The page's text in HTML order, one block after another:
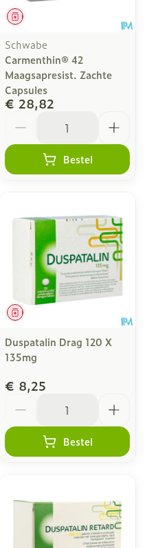
Geneesmiddel
Schwabe
Carmenthin® 42
Maagsapresist. Zachte
Capsules
€ 28,82
Bestel
Geneesmiddel
Duspatalin Drag 120 X
135mg
€ 8,25
Bestel